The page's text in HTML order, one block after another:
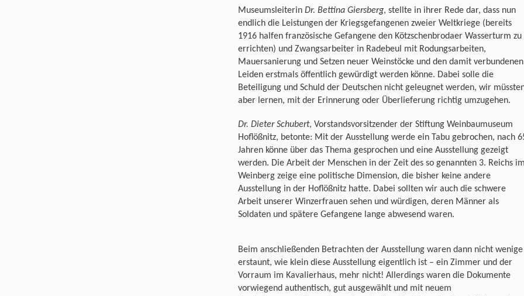
Museumsleiterin Dr. Bettina Giersberg, stellte in ihrer Rede dar, dass nun
endlich die Leistungen der Kriegsgefangenen zweier Weltkriege (bereits
1916 halfen französische Gefangene den Kötzschenbrodaer Wasserturm zu
errichten) und Zwangsarbeiter in Radebeul mit Rodungsarbeiten,
Mauersanierung und Setzen neuer Weinstöcke und den damit verbundenen
Leiden erstmals öffentlich gewürdigt werden könne. Dabei solle die
Beteiligung und Schuld der Deutschen nicht geleugnet werden, wir
aber lernen, mit der Erinnerung oder Überlieferung richtig umzugehen.
Dr. Dieter Schubert, Vorstandsvorsitzender der Stiftung Weinbaumuseum
Hoflößnitz, betonte: Mit der Ausstellung werde ein Tabu gebrochen, nach
Jahren könne über das Thema gesprochen und eine Ausstellung gezeigt
werden. Die Arbeit der Menschen in der Zeit des so genannten 3. Reichs
Weinberg zeige eine politische Dimension, die bisher keine andere
Ausstellung in der Hoflößnitz hatte. Dabei sollten wir auch die schwere
Arbeit unserer Winzerfrauen sehen und würdigen, deren Männer als
Soldaten und spätere Gefangene lange abwesend waren.
Beim anschließenden Betrachten der Ausstellung waren dann nicht wenige
erstaunt, wie klein diese Ausstellung eigentlich ist – ein Zimmer und der
Vorraum im Kavalierhaus, mehr nicht! Allerdings waren die Dokumente
vorwiegend authentisch, gut ausgewählt und mit neuem